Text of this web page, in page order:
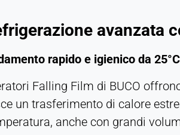
avanzata
rapido e igienico da
Falling Film di BUCO
un trasferimento di calore
anche con grandi
conversioni